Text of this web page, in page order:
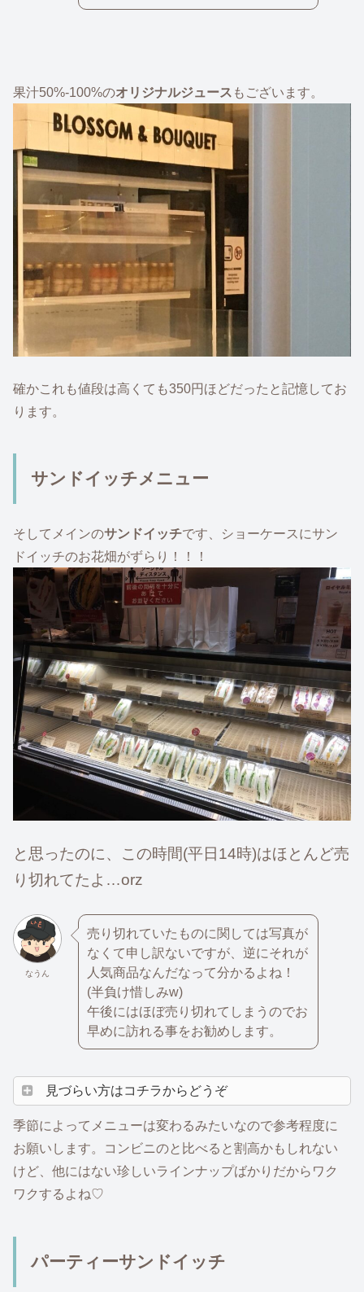
果汁50%-100%のオリジナルジュース もございます。
確かこれも値段は高くても350円ほどだったと記憶してお
ります。
サンドイッチメニュー
そしてメインのサンドイッチです、ショーケースにサン
ドイッチのお花畑がずらり！！！
と思ったのに、この時間(平日14時)はほとんど売
り切れてたよ…orz
なうん
売り切れていたものに関しては写真が
なくて申し訳ないですが、逆にそれが
人気商品なんだなって分かるよね！
(半負け惜しみw)
午後にはほぼ売り切れてしまうのでお
早めに訪れる事をお勧めします。
見づらい方はコチラからどうぞ
季節によってメニューは変わるみたいなので参考程度に
お願いします。コンビニのと比べると割高かもしれない
けど、他にはない珍しいラインナップばかりだからワク
ワクするよね♡
パーティーサンドイッチ